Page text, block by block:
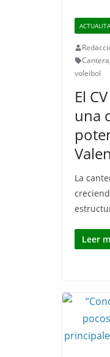
Cantera
voleibol
El
una
La
Leer